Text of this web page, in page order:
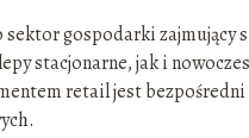
gospodarki
stacjonarne, jak i
retail jest